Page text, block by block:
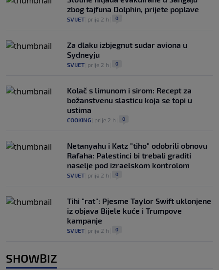
zbog tajfuna Dolphin, prijete poplave
SVIJET prije 2 h 0
Za dlaku izbjegnut sudar aviona u
Sydneyju
SVIJET prije 2 h 0
Kolač s limunom i sirom: Recept za
božanstvenu slasticu koja se topi u
ustima
COOKING prije 2 h 0
Netanyahu i Katz "tiho" odobrili obnovu
Rafaha: Palestinci bi trebali graditi
naselje pod izraelskom kontrolom
SVIJET prije 2 h 0
Tihi "rat": Pjesme Taylor Swift uklonjene
iz objava Bijele kuće i Trumpove
kampanje
SVIJET prije 2 h 0
SHOWBIZ